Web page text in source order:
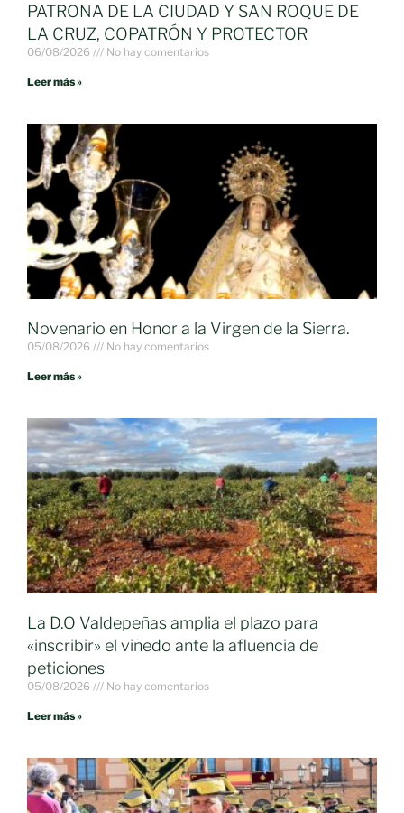
PATRONA DE LA CIUDAD Y SAN ROQUE DE
LA CRUZ, COPATRÓN Y PROTECTOR
06/08/2026 No hay comentarios
Leer más »
Novenario en Honor a la Virgen de la Sierra.
05/08/2026 No hay comentarios
Leer más »
La D.O Valdepeñas amplia el plazo para
«inscribir» el viñedo ante la afluencia de
peticiones
05/08/2026 No hay comentarios
Leer más »